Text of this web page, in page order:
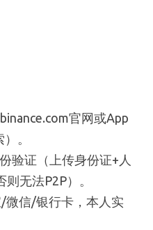
官网或App
。
验证（上传身份证+人
无法P2P）。
微信/银行卡，本人实